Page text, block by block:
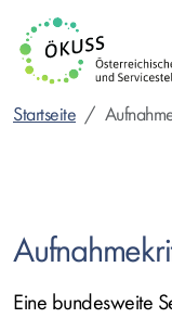
zum
Inhalt
Startseite
Eine bundesweite